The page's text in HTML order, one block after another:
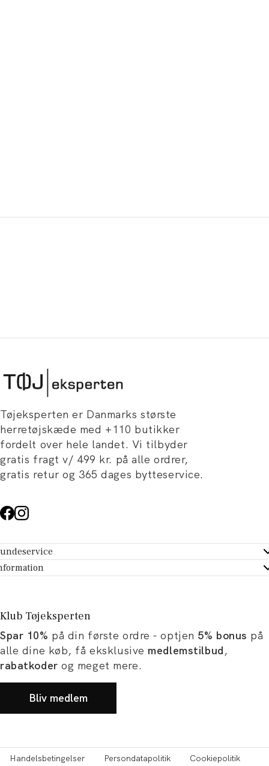
Tøjeksperten er Danmarks største
herretøjskæde med +110 butikker
fordelt over hele landet. Vi tilbyder
gratis fragt v/ 499 kr. på alle ordrer,
gratis retur og 365 dages bytteservice.
- Hjælpecenter
dit køb
Tøjeksperten
og artikler
og karriere
Klub Tøjeksperten
Spar 10% på din første ordre - optjen 5% bonus på
alle dine køb, få eksklusive medlemstilbud,
rabatkoder og meget mere.
Bliv medlem
Handelsbetingelser Persondatapolitik Cookiepolitik